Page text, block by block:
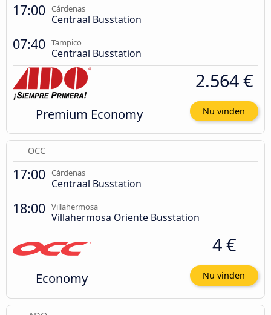
17:00 Cárdenas
Centraal Busstation
07:40 Tampico
Centraal Busstation
Premium Economy
2.564 €
Nu vinden
OCC
17:00 Cárdenas
Centraal Busstation
18:00 Villahermosa
Villahermosa Oriente Busstation
Economy
4 €
Nu vinden